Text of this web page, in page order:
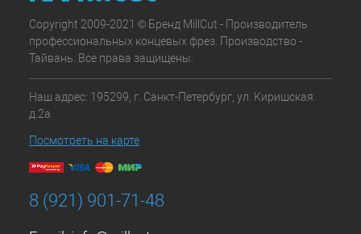
Copyright 2009-2021 © Бренд MillCut - Производитель
профессиональных концевых фрез. Производство -
Тайвань. Все права защищены.
Наш адрес: 195299, г. Санкт-Петербург, ул. Киришская.
д.2а
Посмотреть на карте
8 (921) 901-71-48